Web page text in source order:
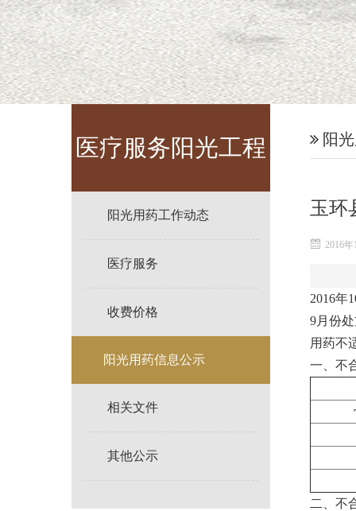
医疗服务阳光工程
阳光用药工作动态
医疗服务
收费价格
阳光用药信息公示
相关文件
其他公示
阳
玉环
2016
2016年
9月份
用药不
一、不
二、不